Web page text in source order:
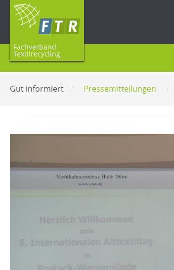
Fachverband
Textilrecycling
Gut informiert / Pressemitteilungen /